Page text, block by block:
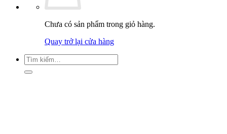
Chưa có sản phẩm trong giỏ hàng.
Quay trở lại cửa hàng
Tìm
kiếm: